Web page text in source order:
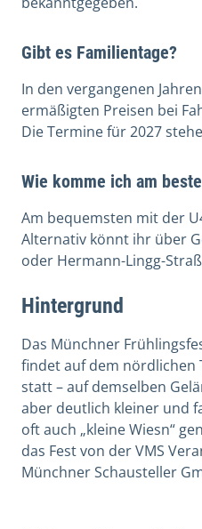
Gibt es Familientage?
In den vergangenen
ermäßigten Preisen bei
Die Termine für 2027
Wie komme ich am
Am bequemsten mit der
Alternativ könnt ihr über
oder Hermann-Lingg-
Hintergrund
Das Münchner
findet auf dem nördlichen
statt – auf demselben
aber deutlich kleiner und
oft auch „kleine Wiesn“
das Fest von der VMS
Münchner Schausteller